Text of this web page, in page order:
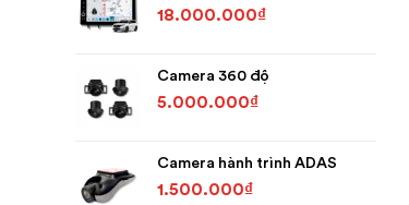
18.000.000₫
Camera 360 độ
5.000.000₫
Camera hành trình ADAS
1.500.000₫